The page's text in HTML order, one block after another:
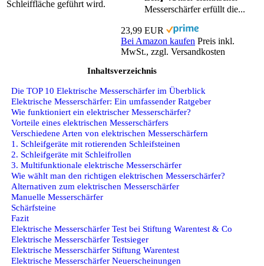
Schleiffläche geführt wird.
Messerschärfer erfüllt die...
23,99 EUR
Bei Amazon kaufen Preis inkl.
MwSt., zzgl. Versandkosten
Inhaltsverzeichnis
Die TOP 10 Elektrische Messerschärfer im Überblick
Elektrische Messerschärfer: Ein umfassender Ratgeber
Wie funktioniert ein elektrischer Messerschärfer?
Vorteile eines elektrischen Messerschärfers
Verschiedene Arten von elektrischen Messerschärfern
1. Schleifgeräte mit rotierenden Schleifsteinen
2. Schleifgeräte mit Schleifrollen
3. Multifunktionale elektrische Messerschärfer
Wie wählt man den richtigen elektrischen Messerschärfer?
Alternativen zum elektrischen Messerschärfer
Manuelle Messerschärfer
Schärfsteine
Fazit
Elektrische Messerschärfer Test bei Stiftung Warentest & Co
Elektrische Messerschärfer Testsieger
Elektrische Messerschärfer Stiftung Warentest
Elektrische Messerschärfer Neuerscheinungen